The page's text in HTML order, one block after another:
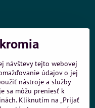
č. 80 a 88
autobus 99
návštevy tejto webovej
údajov o jej
nástroje a služby
sa môžu preniesť k
Kliknutím na „Prijať